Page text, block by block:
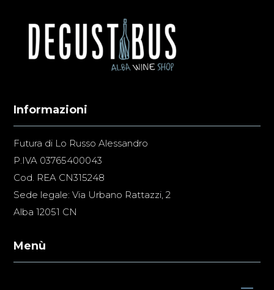
Informazioni
Futura di Lo Russo Alessandro
P.IVA 03765400043
Cod. REA CN315248
Sede legale: Via Urbano Rattazzi, 2
Alba 12051 CN
Menù